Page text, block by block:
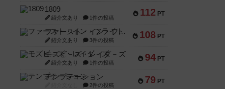
112 PT
1809
紹介文あり 1件の投稿
108 PT
ファースト・イン・フライト
紹介文あり 3件の投稿
94 PT
モズビ－ズ・レイダ－ズ
紹介文あり 1件の投稿
79 PT
テンプテーション
2件の投稿